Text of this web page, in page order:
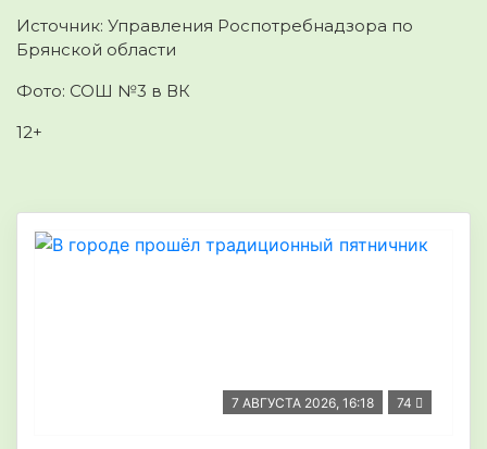
Источник: Управления Роспотребнадзора по
Брянской области
Фото: СОШ №3 в ВК
12+
7 АВГУСТА 2026, 16:18 74